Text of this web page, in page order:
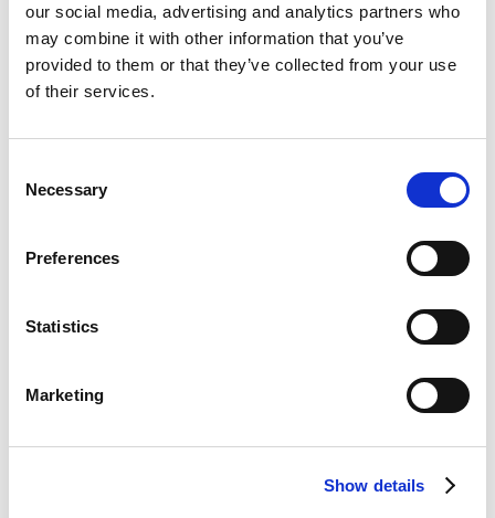
our social media, advertising and analytics partners who
may combine it with other information that you’ve
provided to them or that they’ve collected from your use
of their services.
Selection
Necessary
Preferences
Statistics
Marketing
Show details
I Continia Collection Management tilbyder
opkrævningscentralen Bambora følgende
opkrævningssystem og - metoder:
opkrævning
forretningsprocesser, som berører Bambora.
Oversigt
Processer Beskrivelse
Afsnittet beskriver formålet med